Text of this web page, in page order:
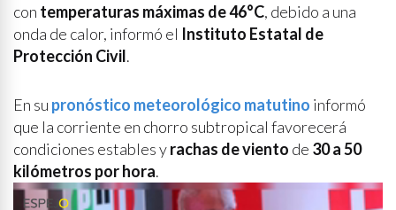
con temperaturas máximas de 46°C, debido a una
onda de calor, informó el Instituto Estatal de
Protección Civil.
En su pronóstico meteorológico matutino informó
que la corriente en chorro subtropical favorecerá
condiciones estables yrachas de viento de 30 a 50
kilómetros por hora.